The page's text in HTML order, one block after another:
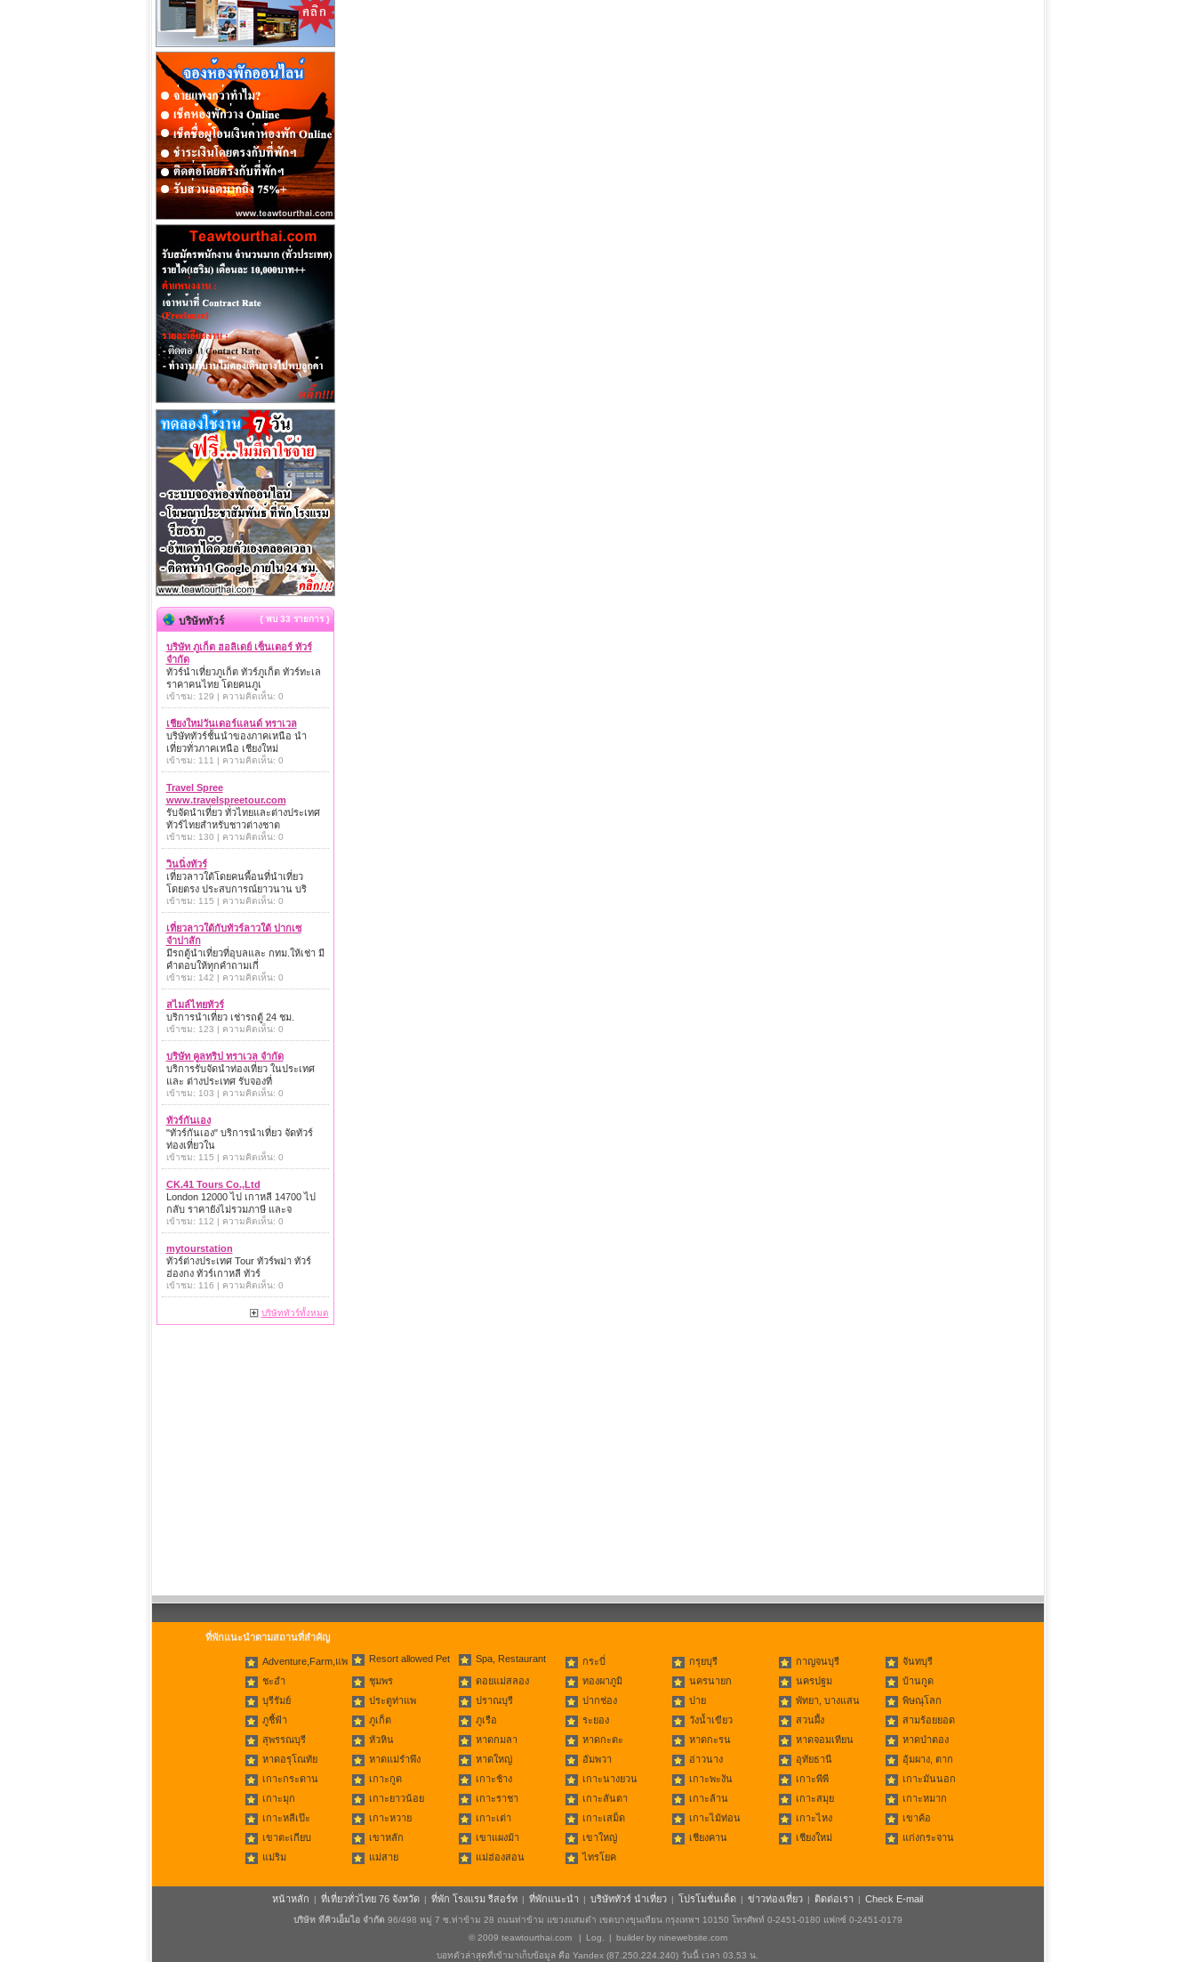
บริษัททัวร์ { พบ 33 รายการ }
บริษัท ภูเก็ต ฮอลิเดย์ เซ็นเตอร์ ทัวร์
จำกัด
ทัวร์นำเที่ยวภูเก็ต ทัวร์ภูเก็ต ทัวร์ทะเล
ราคาคนไทย โดยคนภูเ
เข้าชม: 129 | ความคิดเห็น: 0
เชียงใหม่วันเดอร์แลนด์ ทราเวล
บริษัททัวร์ชั้นนำของภาคเหนือ นำ
เที่ยวทั่วภาคเหนือ เชียงใหม่
เข้าชม: 111 | ความคิดเห็น: 0
Travel Spree
www.travelspreetour.com
รับจัดนำเที่ยว ทั่วไทยและต่างประเทศ
ทัวร์ไทยสำหรับชาวต่างชาต
เข้าชม: 130 | ความคิดเห็น: 0
วินนิ่งทัวร์
เที่ยวลาวใต้โดยคนพื้อนที่นำเที่ยว
โดยตรง ประสบการณ์ยาวนาน บริ
เข้าชม: 115 | ความคิดเห็น: 0
เที่ยวลาวใต้กับทัวร์ลาวใต้ ปากเซ
จำปาสัก
มีรถตู้นำเที่ยวที่อุบลและ กทม.ให้เช่า มี
คำตอบให้ทุกคำถามเกี่
เข้าชม: 142 | ความคิดเห็น: 0
สไมล์ไทยทัวร์
บริการนำเที่ยว เช่ารถตู้ 24 ชม.
เข้าชม: 123 | ความคิดเห็น: 0
บริษัท คูลทริป ทราเวล จำกัด
บริการรับจัดนำท่องเที่ยว ในประเทศ
และ ต่างประเทศ รับจองที่
เข้าชม: 103 | ความคิดเห็น: 0
ทัวร์กันเอง
"ทัวร์กันเอง" บริการนำเที่ยว จัดทัวร์
ท่องเที่ยวใน
เข้าชม: 115 | ความคิดเห็น: 0
CK.41 Tours Co.,Ltd
London 12000 ไป เกาหลี 14700 ไป
กลับ ราคายังไม่รวมภาษี และจ
เข้าชม: 112 | ความคิดเห็น: 0
mytourstation
ทัวร์ต่างประเทศ Tour ทัวร์พม่า ทัวร์
ฮ่องกง ทัวร์เกาหลี ทัวร์
เข้าชม: 116 | ความคิดเห็น: 0
บริษัททัวร์ทั้งหมด
ที่พักแนะนำตามสถานที่สำคัญ
Adventure,Farm,แพ Resort allowed Pet Spa, Restaurant กระบี่ กรุยบุรี กาญจนบุรี
จันทบุรี
ชะอำ
ชุมพร ดอยแม่สลอง ทองผาภูมิ นครนายก นครปฐม
บ้านกูด
บุรีรัมย์
ประตูท่าแพ ปราณบุรี ปากช่อง ปาย พัทยา, บางแสน
พิษณุโลก
ภูชี้ฟ้า
ภูเก็ต ภูเรือ ระยอง วังน้ำเขียว สวนผึ้ง
สามร้อยยอด
สุพรรณบุรี
หัวหิน หาดกมลา หาดกะตะ หาดกะรน หาดจอมเทียน
หาดป่าตอง
หาดอรุโณทัย
หาดแม่รำพึง หาดใหญ่ อัมพวา อ่าวนาง อุทัยธานี
อุ้มผาง, ตาก
เกาะกระดาน
เกาะกูด เกาะช้าง เกาะนางยวน เกาะพะงัน เกาะพีพี
เกาะมันนอก
เกาะมุก
เกาะยาวน้อย เกาะราชา เกาะลันตา เกาะล้าน เกาะสมุย
เกาะหมาก
เกาะหลีเป๊ะ
เกาะหวาย เกาะเต่า เกาะเสม็ด เกาะไม้ท่อน เกาะไหง
เขาค้อ
เขาตะเกียบ
เขาหลัก เขาแผงม้า เขาใหญ่ เชียงคาน เชียงใหม่
แก่งกระจาน
แม่ริม
แม่สาย แม่ฮ่องสอน ไทรโยค
หน้าหลัก | ที่เที่ยวทั่วไทย 76 จังหวัด | ที่พัก โรงแรม รีสอร์ท | ที่พักแนะนำ | บริษัททัวร์ นำเที่ยว | โปรโมชั่นเด็ด | ข่าวท่องเที่ยว | ติดต่อเรา | Check E-mail
บริษัท ทีคิวเอ็มไอ จำกัด 96/498 หมู่ 7 ซ.ท่าข้าม 28 ถนนท่าข้าม แขวงแสมดำ เขตบางขุนเทียน กรุงเทพฯ 10150 โทรศัพท์ 0-2451-0180 แฟกซ์ 0-2451-0179
© 2009 teawtourthai.com | Log. | builder by ninewebsite.com
บอทตัวล่าสุดที่เข้ามาเก็บข้อมูล คือ Yandex (87.250.224.240) วันนี้ เวลา 03.53 น.